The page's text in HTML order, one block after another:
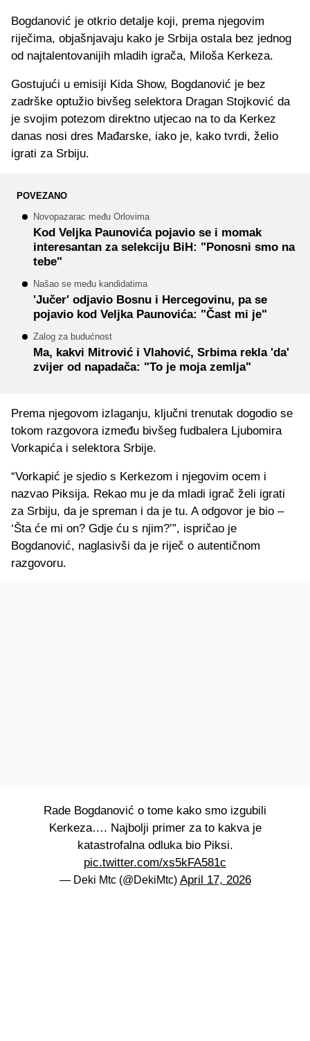
Bogdanović je otkrio detalje koji, prema njegovim
riječima, objašnjavaju kako je Srbija ostala bez jednog
od najtalentovanijih mladih igrača, Miloša Kerkeza.
Gostujući u emisiji Kida Show, Bogdanović je bez
zadrške optužio bivšeg selektora Dragan Stojković da
je svojim potezom direktno utjecao na to da Kerkez
danas nosi dres Mađarske, iako je, kako tvrdi, želio
igrati za Srbiju.
POVEZANO
Novopazarac među Orlovima
Kod Veljka Paunovića pojavio se i momak
interesantan za selekciju BiH: "Ponosni smo na
tebe"
Našao se među kandidatima
'Jučer' odjavio Bosnu i Hercegovinu, pa se
pojavio kod Veljka Paunovića: "Čast mi je"
Zalog za budućnost
Ma, kakvi Mitrović i Vlahović, Srbima rekla 'da'
zvijer od napadača: "To je moja zemlja"
Prema njegovom izlaganju, ključni trenutak dogodio se
tokom razgovora između bivšeg fudbalera Ljubomira
Vorkapića i selektora Srbije.
“Vorkapić je sjedio s Kerkezom i njegovim ocem i
nazvao Piksija. Rekao mu je da mladi igrač želi igrati
za Srbiju, da je spreman i da je tu. A odgovor je bio –
‘Šta će mi on? Gdje ću s njim?’”, ispričao je
Bogdanović, naglasivši da je riječ o autentičnom
razgovoru.
Rade Bogdanović o tome kako smo izgubili
Kerkeza…. Najbolji primer za to kakva je
katastrofalna odluka bio Piksi.
pic.twitter.com/xs5kFA581c
— Deki Mtc (@DekiMtc) April 17, 2026